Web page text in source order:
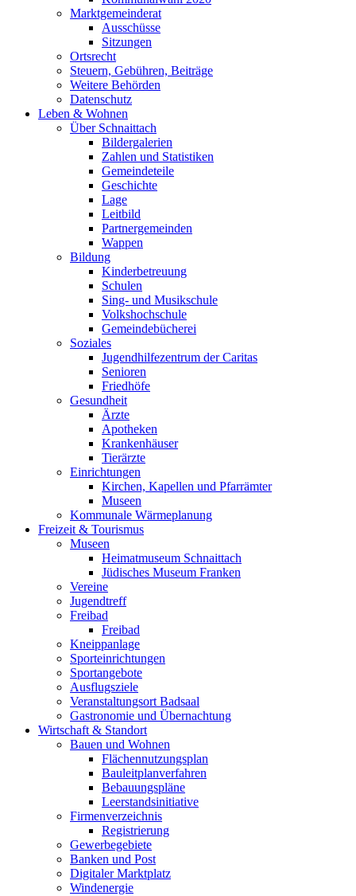
Marktgemeinderat
Ausschüsse
Sitzungen
Ortsrecht
Steuern, Gebühren, Beiträge
Weitere Behörden
Datenschutz
Leben & Wohnen
Über Schnaittach
Bildergalerien
Zahlen und Statistiken
Gemeindeteile
Geschichte
Lage
Leitbild
Partnergemeinden
Wappen
Bildung
Kinderbetreuung
Schulen
Sing- und Musikschule
Volkshochschule
Gemeindebücherei
Soziales
Jugendhilfezentrum der Caritas
Senioren
Friedhöfe
Gesundheit
Ärzte
Apotheken
Krankenhäuser
Tierärzte
Einrichtungen
Kirchen, Kapellen und Pfarrämter
Museen
Kommunale Wärmeplanung
Freizeit & Tourismus
Museen
Heimatmuseum Schnaittach
Jüdisches Museum Franken
Vereine
Jugendtreff
Freibad
Freibad
Kneippanlage
Sporteinrichtungen
Sportangebote
Ausflugsziele
Veranstaltungsort Badsaal
Gastronomie und Übernachtung
Wirtschaft & Standort
Bauen und Wohnen
Flächennutzungsplan
Bauleitplanverfahren
Bebauungspläne
Leerstandsinitiative
Firmenverzeichnis
Registrierung
Gewerbegebiete
Banken und Post
Digitaler Marktplatz
Windenergie